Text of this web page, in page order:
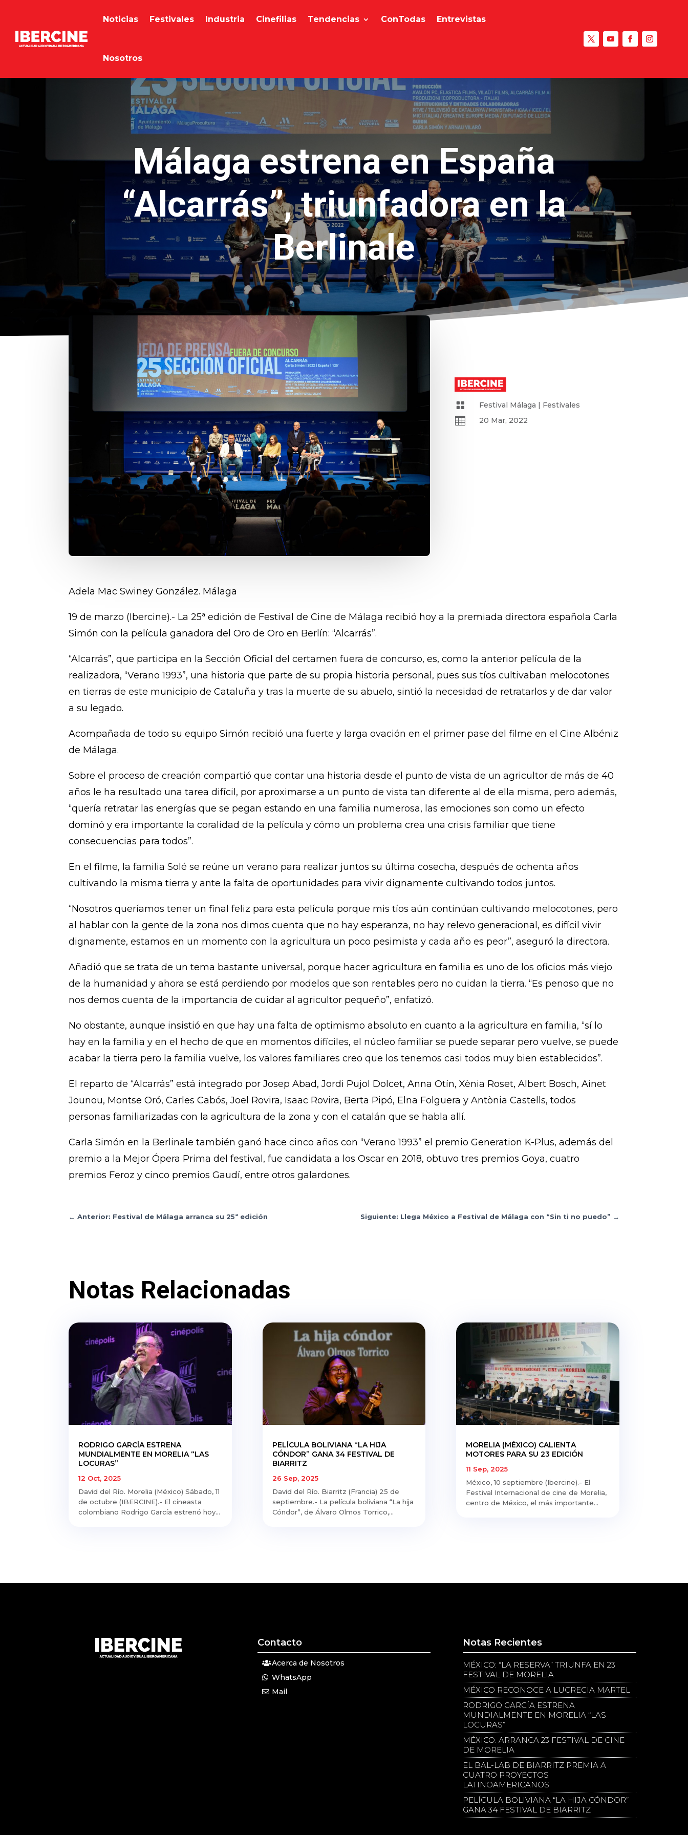
Noticias Festivales Industria Cinefilias Tendencias ConTodas Entrevistas
Nosotros
Málaga estrena en España
“Alcarrás”, triunfadora en la
Berlinale
 Festival Málaga | Festivales
 20 Mar, 2022
Adela Mac Swiney González. Málaga
19 de marzo (Ibercine).- La 25ª edición de Festival de Cine de Málaga recibió hoy a la premiada directora española Carla
Simón con la película ganadora del Oro de Oro en Berlín: “Alcarrás”.
“Alcarrás”, que participa en la Sección Oficial del certamen fuera de concurso, es, como la anterior película de la
realizadora, “Verano 1993”, una historia que parte de su propia historia personal, pues sus tíos cultivaban melocotones
en tierras de este municipio de Cataluña y tras la muerte de su abuelo, sintió la necesidad de retratarlos y de dar valor
a su legado.
Acompañada de todo su equipo Simón recibió una fuerte y larga ovación en el primer pase del filme en el Cine Albéniz
de Málaga.
Sobre el proceso de creación compartió que contar una historia desde el punto de vista de un agricultor de más de 40
años le ha resultado una tarea difícil, por aproximarse a un punto de vista tan diferente al de ella misma, pero además,
“quería retratar las energías que se pegan estando en una familia numerosa, las emociones son como un efecto
dominó y era importante la coralidad de la película y cómo un problema crea una crisis familiar que tiene
consecuencias para todos”.
En el filme, la familia Solé se reúne un verano para realizar juntos su última cosecha, después de ochenta años
cultivando la misma tierra y ante la falta de oportunidades para vivir dignamente cultivando todos juntos.
“Nosotros queríamos tener un final feliz para esta película porque mis tíos aún continúan cultivando melocotones, pero
al hablar con la gente de la zona nos dimos cuenta que no hay esperanza, no hay relevo generacional, es difícil vivir
dignamente, estamos en un momento con la agricultura un poco pesimista y cada año es peor”, aseguró la directora.
Añadió que se trata de un tema bastante universal, porque hacer agricultura en familia es uno de los oficios más viejo
de la humanidad y ahora se está perdiendo por modelos que son rentables pero no cuidan la tierra. “Es penoso que no
nos demos cuenta de la importancia de cuidar al agricultor pequeño”, enfatizó.
No obstante, aunque insistió en que hay una falta de optimismo absoluto en cuanto a la agricultura en familia, “sí lo
hay en la familia y en el hecho de que en momentos difíciles, el núcleo familiar se puede separar pero vuelve, se puede
acabar la tierra pero la familia vuelve, los valores familiares creo que los tenemos casi todos muy bien establecidos”.
El reparto de “Alcarrás” está integrado por Josep Abad, Jordi Pujol Dolcet, Anna Otín, Xènia Roset, Albert Bosch, Ainet
Jounou, Montse Oró, Carles Cabós, Joel Rovira, Isaac Rovira, Berta Pipó, Elna Folguera y Antònia Castells, todos
personas familiarizadas con la agricultura de la zona y con el catalán que se habla allí.
Carla Simón en la Berlinale también ganó hace cinco años con “Verano 1993” el premio Generation K-Plus, además del
premio a la Mejor Ópera Prima del festival, fue candidata a los Oscar en 2018, obtuvo tres premios Goya, cuatro
premios Feroz y cinco premios Gaudí, entre otros galardones.
←Anterior: Festival de Málaga arranca su 25ª edición Siguiente: Llega México a Festival de Málaga con “Sin ti no puedo” →
Notas Relacionadas
RODRIGO GARCÍA ESTRENA
MUNDIALMENTE EN MORELIA “LAS
LOCURAS”
12 Oct, 2025
David del Río. Morelia (México) Sábado, 11
de octubre (IBERCINE).- El cineasta
colombiano Rodrigo García estrenó hoy...
PELÍCULA BOLIVIANA “LA HIJA
CÓNDOR” GANA 34 FESTIVAL DE
BIARRITZ
26 Sep, 2025
David del Río. Biarritz (Francia) 25 de
septiembre.- La película boliviana “La hija
Cóndor”, de Álvaro Olmos Torrico,...
MORELIA (MÉXICO) CALIENTA
MOTORES PARA SU 23 EDICIÓN
11 Sep, 2025
México, 10 septiembre (Ibercine).- El
Festival Internacional de cine de Morelia,
centro de México, el más importante...
Contacto
Acerca de Nosotros
WhatsApp
Mail
Notas Recientes
MÉXICO: “LA RESERVA” TRIUNFA EN 23
FESTIVAL DE MORELIA
MÉXICO RECONOCE A LUCRECIA MARTEL
RODRIGO GARCÍA ESTRENA
MUNDIALMENTE EN MORELIA “LAS
LOCURAS”
MÉXICO: ARRANCA 23 FESTIVAL DE CINE
DE MORELIA
EL BAL-LAB DE BIARRITZ PREMIA A
CUATRO PROYECTOS
LATINOAMERICANOS
PELÍCULA BOLIVIANA “LA HIJA CÓNDOR”
GANA 34 FESTIVAL DE BIARRITZ